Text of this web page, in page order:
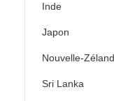
Inde
Japon
Nouvelle-
Sri Lanka